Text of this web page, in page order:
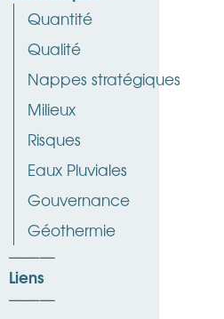
Quantité
Qualité
Nappes stratégiques
Milieux
Risques
Eaux Pluviales
Gouvernance
Géothermie
Liens